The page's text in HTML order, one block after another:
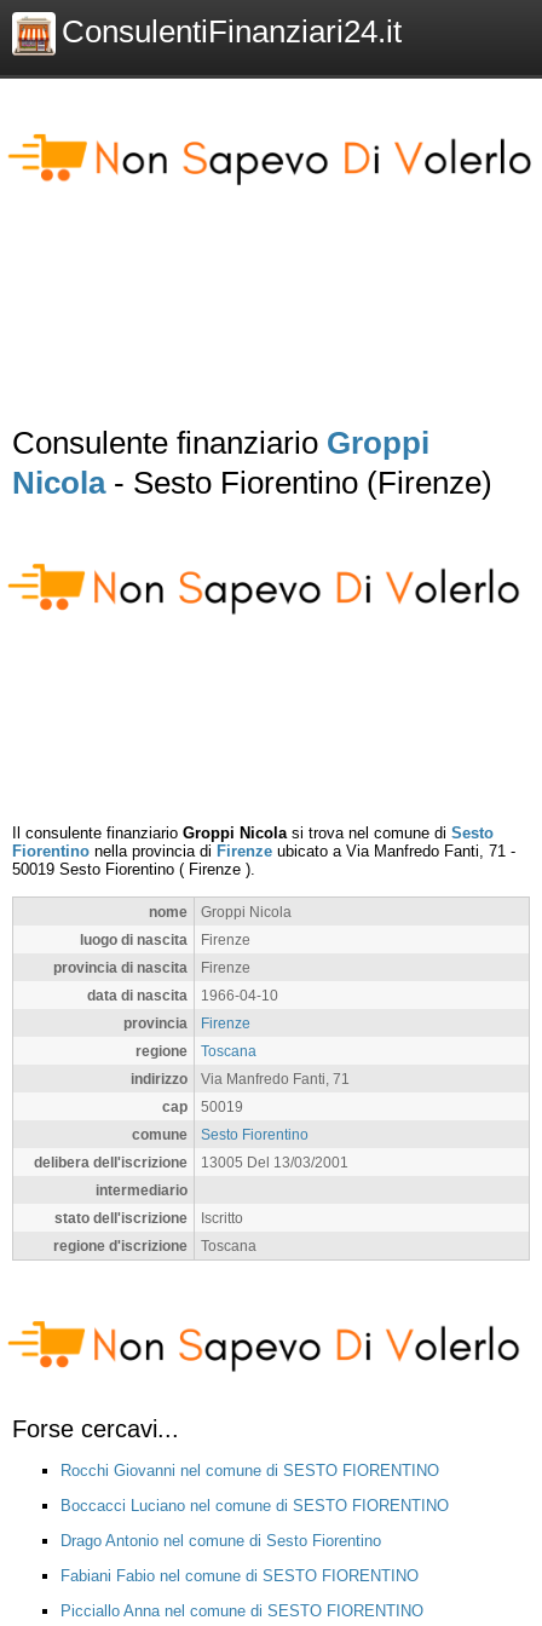
ConsulentiFinanziari24.it
Consulente finanziario Groppi
Nicola- Sesto Fiorentino (Firenze)
Il consulente finanziario Groppi Nicolasi trova nel comune di Sesto
Fiorentino nella provincia di Firenze ubicato a Via Manfredo Fanti, 71 -
50019 Sesto Fiorentino ( Firenze ).
nome
Groppi Nicola
luogo di nascita
Firenze
provincia di nascita
Firenze
data di nascita
1966-04-10
provincia
Firenze
regione
Toscana
indirizzo
Via Manfredo Fanti, 71
cap
50019
comune
Sesto Fiorentino
delibera dell'iscrizione
13005 Del 13/03/2001
intermediario
stato dell'iscrizione
Iscritto
regione d'iscrizione
Toscana
Forse cercavi...
Rocchi Giovanni nel comune di SESTO FIORENTINO
Boccacci Luciano nel comune di SESTO FIORENTINO
Drago Antonio nel comune di Sesto Fiorentino
Fabiani Fabio nel comune di SESTO FIORENTINO
Picciallo Anna nel comune di SESTO FIORENTINO